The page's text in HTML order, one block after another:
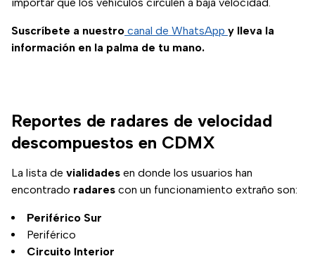
Suscríbete a nuestro canal de WhatsApp y lleva la
información en la palma de tu mano.
Reportes de radares de velocidad
descompuestos en CDMX
La lista de vialidades en donde los usuarios han
encontrado radares con un funcionamiento extraño son:
Periférico Sur
Periférico
Circuito Interior